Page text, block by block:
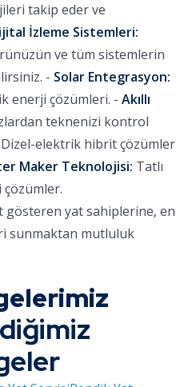
takip eder ve
İzleme Sistemleri:
ve tüm sistemlerin
- Solar Entegrasyon:
enerji çözümleri. - Akıllı
teknenizi kontrol
Dizel-elektrik hibrit çözümler
Maker Teknolojisi: Tatlı
gösteren yat sahiplerine, en
sunmaktan mutluluk